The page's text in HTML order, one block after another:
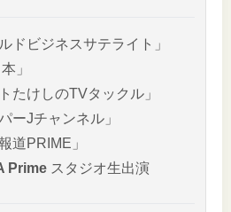
ドビジネスサテライト」
」
たけしのTVタックル」
ーJチャンネル」
道PRIME」
Prime スタジオ生出演